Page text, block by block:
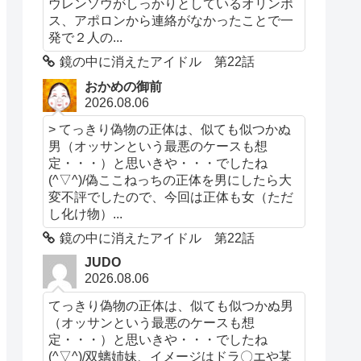
ウレンソウがしっかりとしているオリンポ
ス、アポロンから連絡がなかったことで一
発で２人の...
鏡の中に消えたアイドル 第22話
おかめの御前
2026.08.06
> てっきり偽物の正体は、似ても似つかぬ
男（オッサンという最悪のケースも想
定・・・）と思いきや・・・でしたね
(^▽^)/偽ここねっちの正体を男にしたら大
変不評でしたので、今回は正体も女（ただ
し化け物）...
鏡の中に消えたアイドル 第22話
JUDO
2026.08.06
てっきり偽物の正体は、似ても似つかぬ男
（オッサンという最悪のケースも想
定・・・）と思いきや・・・でしたね
(^▽^)/双螭姉妹、イメージはドラ〇エや某